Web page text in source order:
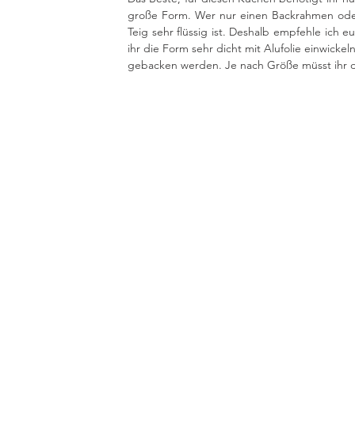
große Form. Wer nur einen Backrahmen
Teig sehr flüssig ist. Deshalb empfehle ich
ihr die Form sehr dicht mit Alufolie
gebacken werden. Je nach Größe müsst ihr